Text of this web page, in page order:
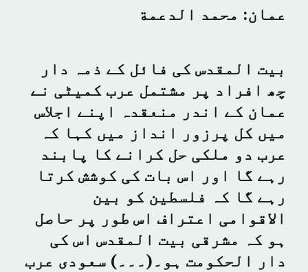
عمان: محمد الدعمة
بیت المقدس کی فائل کے ذمہ دار
چھ افراد پر مشتمل عرب کمیٹی نے
عمان کے اندر منعقدہ اپنے اجلاس
میں کل پرزور انداز میں کہا کہ
عرب دو ملکی حل کرانے کا پابند
رہے گا اور اس بات کی کوشش کرتا
رہے گا کہ فلسطین کو بین
الاقوامی اعتراف اس طور پر حاصل
ہو کہ مشرقی بیت المقدس اس کی
دار الحکومت ہو۔(۔۔۔) سعودی عرب